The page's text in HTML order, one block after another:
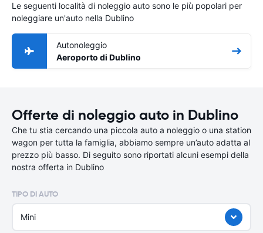
Le seguenti località di noleggio auto sono le più popolari per
noleggiare un'auto nella Dublino
Autonoleggio
Aeroporto di Dublino
Offerte di noleggio auto in Dublino
Che tu stia cercando una piccola auto a noleggio o una station
wagon per tutta la famiglia, abbiamo sempre un’auto adatta al
prezzo più basso. Di seguito sono riportati alcuni esempi della
nostra offerta in Dublino
TIPO DI AUTO
Mini